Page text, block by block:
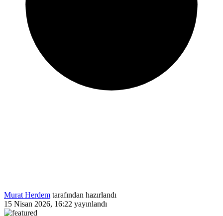
Murat Herdem tarafından hazırlandı
15 Nisan 2026, 16:22 yayınlandı